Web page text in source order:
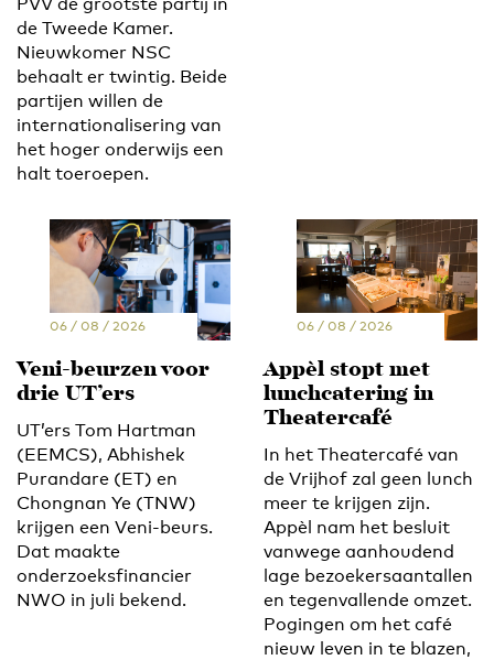
PVV de grootste partij in
de Tweede Kamer.
Nieuwkomer NSC
behaalt er twintig. Beide
partijen willen de
internationalisering van
het hoger onderwijs een
halt toeroepen.
06 / 08 / 2026
Veni-beurzen voor
drie UT’ers
UT’ers Tom Hartman
(EEMCS), Abhishek
Purandare (ET) en
Chongnan Ye (TNW)
krijgen een Veni-beurs.
Dat maakte
onderzoeksfinancier
NWO in juli bekend.
06 / 08 / 2026
Appèl stopt met
lunchcatering in
Theatercafé
In het Theatercafé van
de Vrijhof zal geen lunch
meer te krijgen zijn.
Appèl nam het besluit
vanwege aanhoudend
lage bezoekersaantallen
en tegenvallende omzet.
Pogingen om het café
nieuw leven in te blazen,